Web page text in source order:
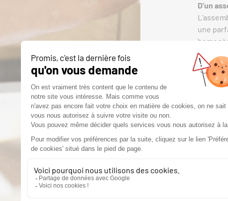
D’un
une
volonté
D’un
Avant
stricts.
La
un
La